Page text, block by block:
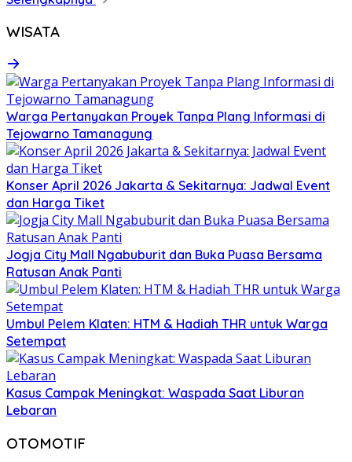
WISATA
Warga Pertanyakan Proyek Tanpa Plang Informasi di
Tejowarno Tamanagung
Konser April 2026 Jakarta & Sekitarnya: Jadwal Event
dan Harga Tiket
Jogja City Mall Ngabuburit dan Buka Puasa Bersama
Ratusan Anak Panti
Umbul Pelem Klaten: HTM & Hadiah THR untuk Warga
Setempat
Kasus Campak Meningkat: Waspada Saat Liburan
Lebaran
OTOMOTIF